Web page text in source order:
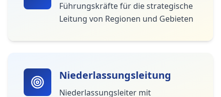
Führungskräfte für die strategische
Leitung von Regionen und Gebieten
Niederlassungsleitung
Niederlassungsleiter mit